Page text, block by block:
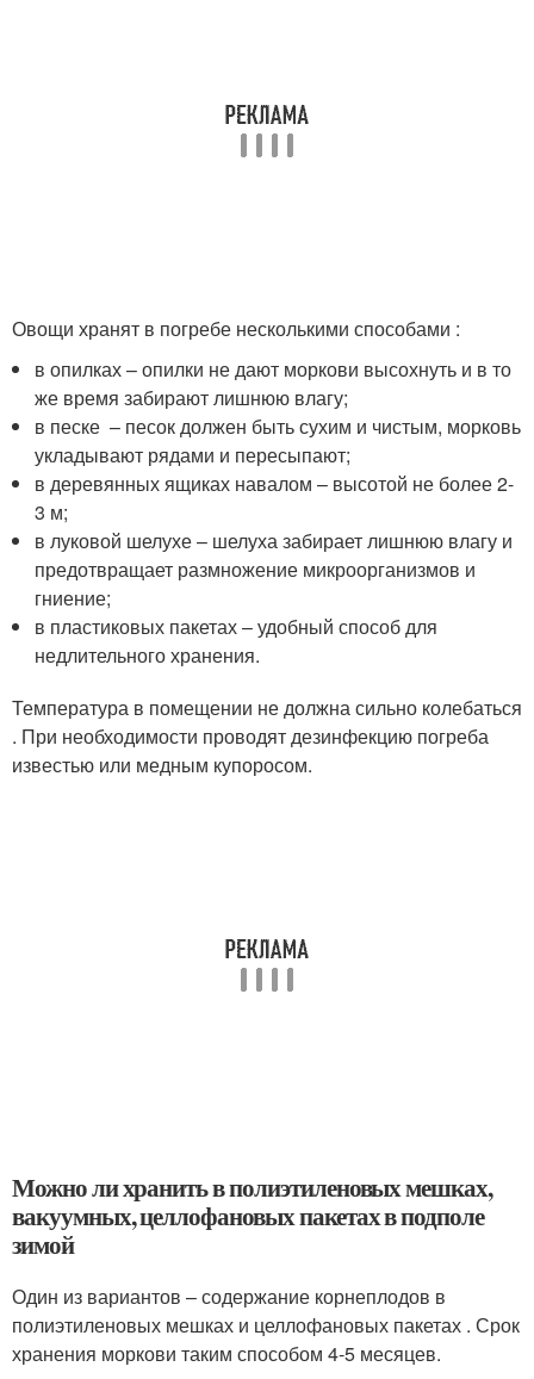
Овощи хранят в погребе несколькими способами :
в опилках – опилки не дают моркови высохнуть и в то
же время забирают лишнюю влагу;
в песке – песок должен быть сухим и чистым, морковь
укладывают рядами и пересыпают;
в деревянных ящиках навалом – высотой не более 2-
3 м;
в луковой шелухе – шелуха забирает лишнюю влагу и
предотвращает размножение микроорганизмов и
гниение;
в пластиковых пакетах – удобный способ для
недлительного хранения.
Температура в помещении не должна сильно колебаться
. При необходимости проводят дезинфекцию погреба
известью или медным купоросом.
Можно ли хранить в полиэтиленовых мешках,
вакуумных, целлофановых пакетах в подполе
зимой
Один из вариантов – содержание корнеплодов в
полиэтиленовых мешках и целлофановых пакетах . Срок
хранения моркови таким способом 4-5 месяцев.